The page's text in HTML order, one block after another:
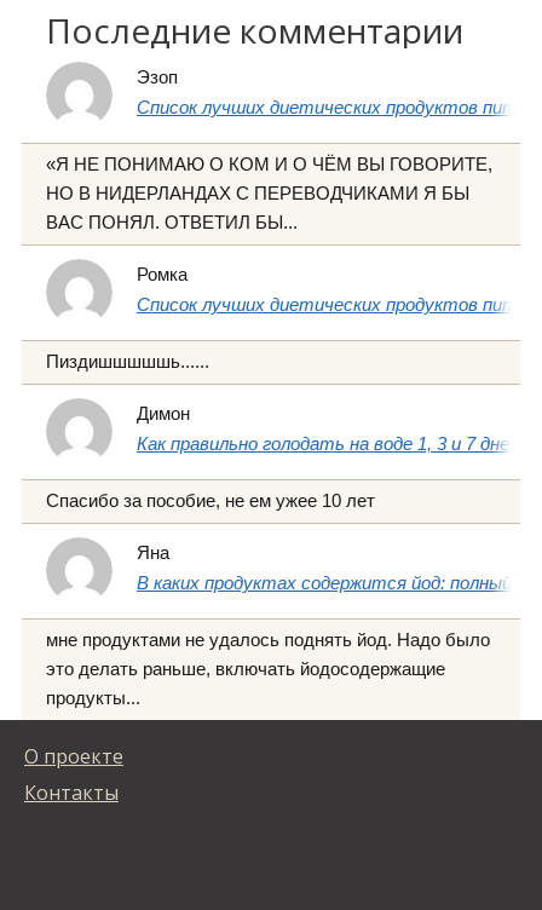
Последние комментарии
Эзоп
Список лучших диетических продуктов
«Я НЕ ПОНИМАЮ О КОМ И О ЧЁМ ВЫ ГОВОРИТЕ,
НО В НИДЕРЛАНДАХ С ПЕРЕВОДЧИКАМИ Я БЫ
ВАС ПОНЯЛ. ОТВЕТИЛ БЫ...
Ромка
Список лучших диетических продуктов
Пиздишшшшшь......
Димон
Как правильно голодать на воде 1, 3 и 7 дней
Спасибо за пособие, не ем ужее 10 лет
Яна
В каких продуктах содержится йод: полный
мне продуктами не удалось поднять йод. Надо было
это делать раньше, включать йодосодержащие
продукты...
О проекте
Контакты